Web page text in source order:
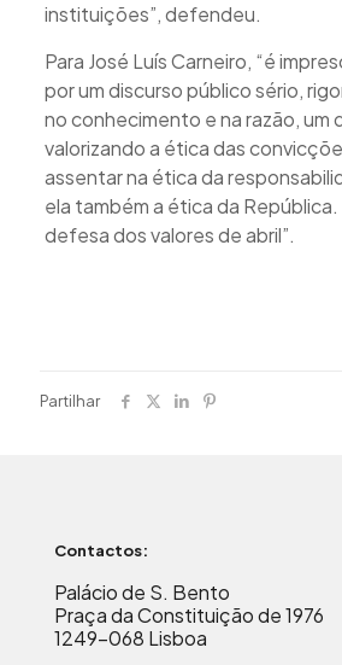
instituições”, defendeu.
Para José Luís Carneiro, “é
por um discurso público sério,
no conhecimento e na razão, um
valorizando a ética das
assentar na ética da
ela também a ética da República.
defesa dos valores de abril”.
Partilhar
Contactos:
Palácio de S. Bento
Praça da Constituição de 1976
1249-068 Lisboa